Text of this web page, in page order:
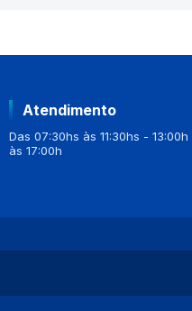
Atendimento
Das 07:30hs às 11:30hs - 13:00h
às 17:00h